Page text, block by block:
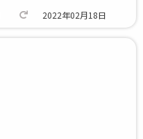
2022年02月18日